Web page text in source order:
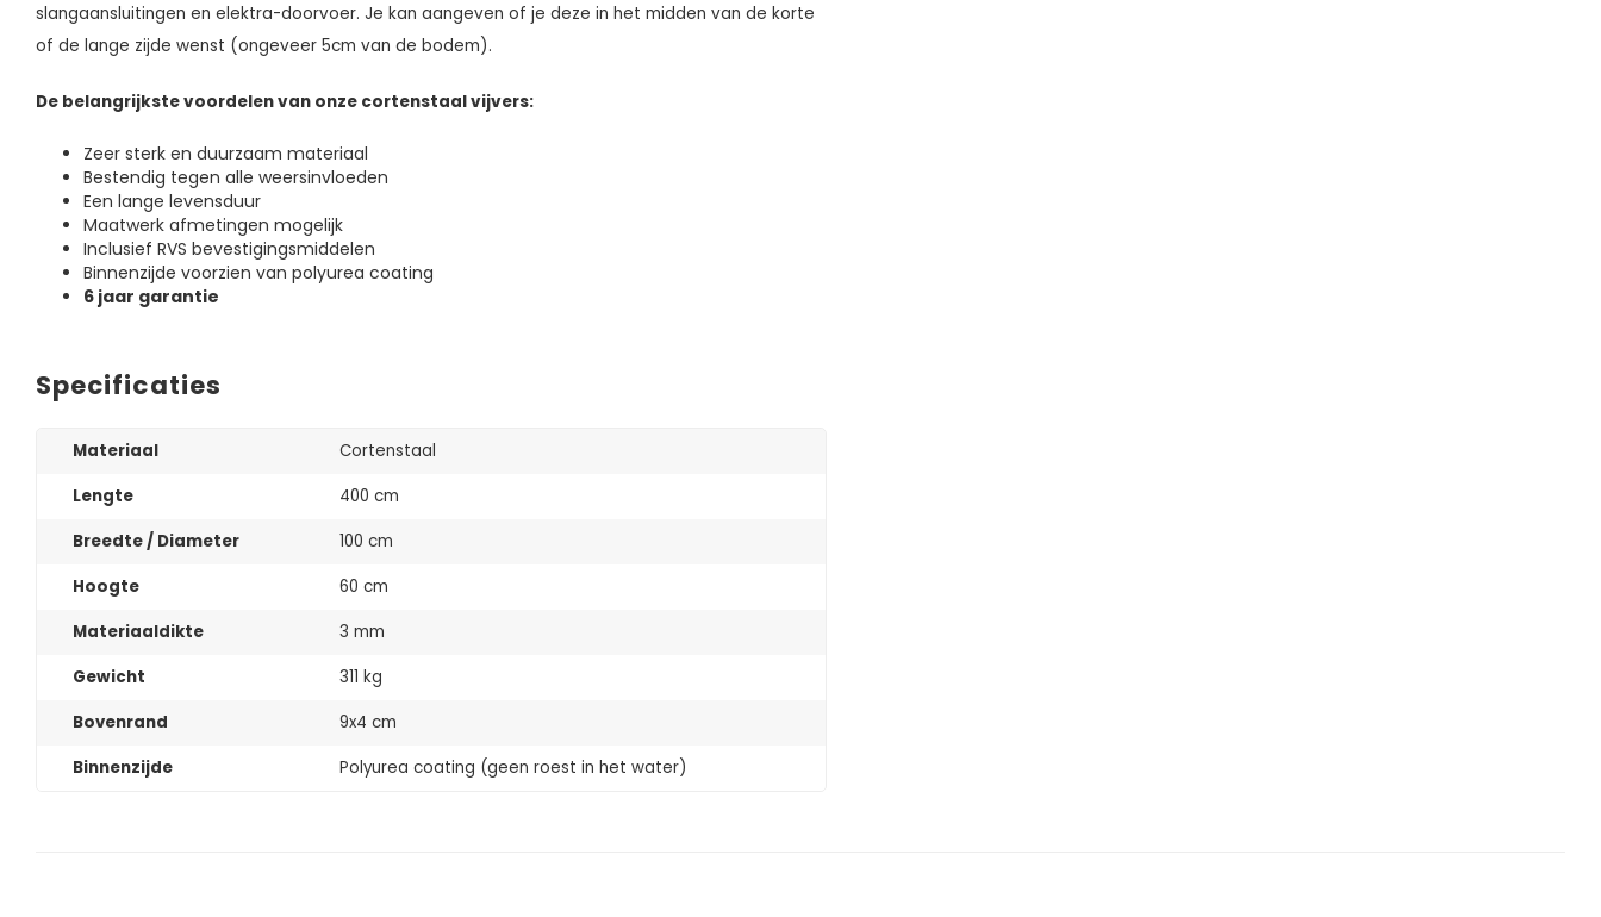
slangaansluitingen en elektra-doorvoer. Je kan aangeven of je deze in het midden van de korte
of de lange zijde wenst (ongeveer 5cm van de bodem).
De belangrijkste voordelen van onze cortenstaal vijvers:
Zeer sterk en duurzaam materiaal
Bestendig tegen alle weersinvloeden
Een lange levensduur
Maatwerk afmetingen mogelijk
Inclusief RVS bevestigingsmiddelen
Binnenzijde voorzien van polyurea coating
6 jaar garantie
Specificaties
Materiaal
Cortenstaal
Lengte
400 cm
Breedte / Diameter
100 cm
Hoogte
60 cm
Materiaaldikte
3 mm
Gewicht
311 kg
Bovenrand
9x4 cm
Binnenzijde
Polyurea coating (geen roest in het water)